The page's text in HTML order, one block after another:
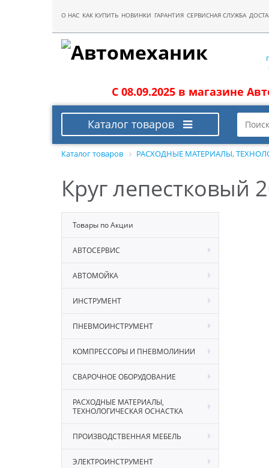
О НАС КАК КУПИТЬ НОВИНКИ ГАРАНТИЯ СЕРВИСНАЯ СЛУЖБА
С 08.09.2025 в магазине
Каталог товаров
Каталог товаров РАСХОДНЫЕ МАТЕРИАЛЫ,
Круг лепестковый
Товары по Акции
АВТОСЕРВИС
АВТОМОЙКА
ИНСТРУМЕНТ
ПНЕВМОИНСТРУМЕНТ
КОМПРЕССОРЫ И ПНЕВМОЛИНИИ
СВАРОЧНОЕ ОБОРУДОВАНИЕ
РАСХОДНЫЕ МАТЕРИАЛЫ,
ТЕХНОЛОГИЧЕСКАЯ ОСНАСТКА
ПРОИЗВОДСТВЕННАЯ МЕБЕЛЬ
ЭЛЕКТРОИНСТРУМЕНТ